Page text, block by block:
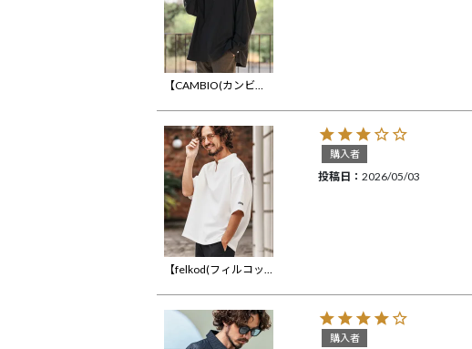
【CAMBIO(カンビオ)】TRディープスキッパーシャツ(CMB-R0201)
【felkod(フィルコッド)】Linen Like Fabric Key Neck Pullover Shirts プルオーバーシャツ(F26S170)
購入者
投稿日 2026/05/03
購入者